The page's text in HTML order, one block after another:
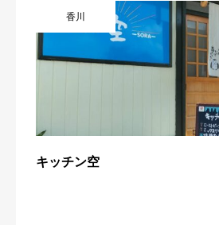
香川
キッチン空